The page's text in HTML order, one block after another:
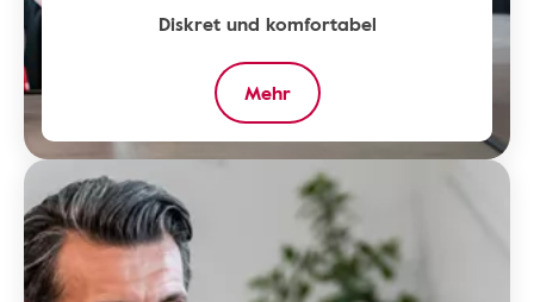
Diskret und komfortabel
Mehr